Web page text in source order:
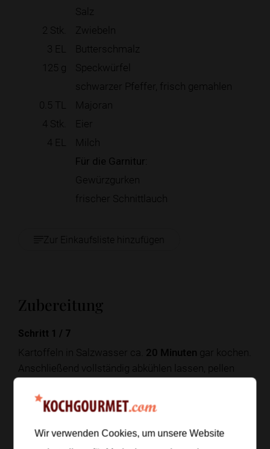
Salz
2 Stk.
Zwiebeln
3 EL
Butterschmalz
125 g
Speckwürfel
schwarzer Pfeffer, frisch gemahlen
0.5 TL
Majoran
4 Stk.
Eier
4 EL Milch
Für die Garnitur:
Gewürzgurken
frischer Schnittlauch
Zur Einkaufsliste hinzufügen
Zubereitung
Schritt 1 / 7
Kartoffeln in Salzwasser ca. 20 Minuten gar kochen.
Anschließend vollständig abkühlen lassen, pellen
Tipp: Kartoffeln vom Vortag sorgen für besonders
knusprige Röstaromen.
Wir verwenden Cookies, um unsere Website